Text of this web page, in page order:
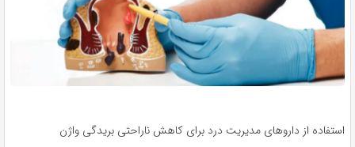
استفاده از داروهای مدیریت درد برای کاهش ناراحتی بریدگی واژن